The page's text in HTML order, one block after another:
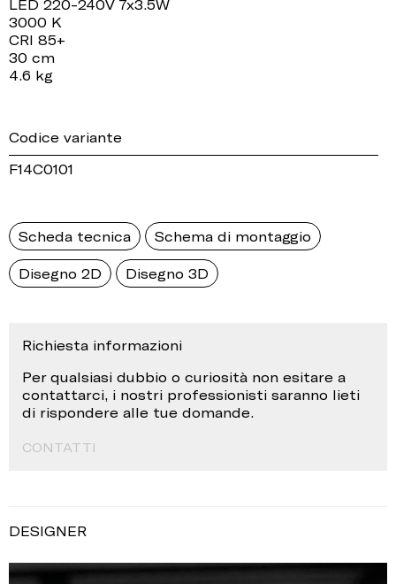
LED 220-240V 7x3.5W
3000 K
CRI 85+
30 cm
4.6 kg
Codice variante
F14C0101
Scheda tecnica Schema di montaggio
Disegno 2D Disegno 3D
Richiesta informazioni
Per qualsiasi dubbio o curiosità non esitare a
contattarci, i nostri professionisti saranno lieti
di rispondere alle tue domande.
CONTATTI
DESIGNER